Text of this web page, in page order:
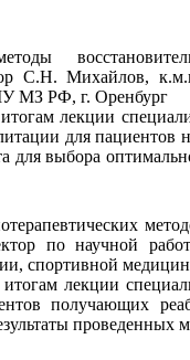
С.Н. Михайлов,
МЗ РФ, г. Оренбург
лекции
для пациентов
для выбора
по научной
спортивной
лекции
получающих
проведенных